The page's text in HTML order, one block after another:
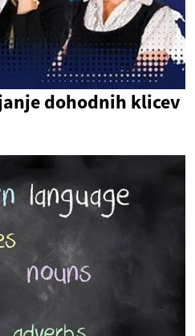
dohodnih klicev